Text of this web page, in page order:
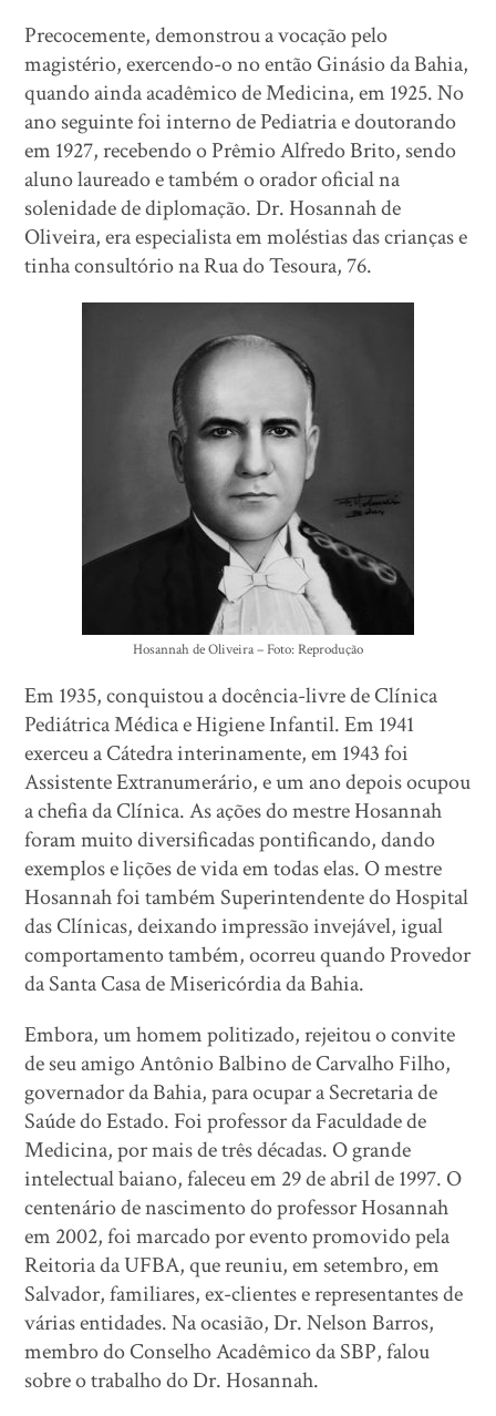
Precocemente, demonstrou a vocação pelo
magistério, exercendo-o no então Ginásio da Bahia,
quando ainda acadêmico de Medicina, em 1925. No
ano seguinte foi interno de Pediatria e doutorando
em 1927, recebendo o Prêmio Alfredo Brito, sendo
aluno laureado e também o orador oficial na
solenidade de diplomação. Dr. Hosannah de
Oliveira, era especialista em moléstias das crianças e
tinha consultório na Rua do Tesoura, 76.
Hosannah de Oliveira – Foto: Reprodução
Em 1935, conquistou a docência-livre de Clínica
Pediátrica Médica e Higiene Infantil. Em 1941
exerceu a Cátedra interinamente, em 1943 foi
Assistente Extranumerário, e um ano depois ocupou
a chefia da Clínica. As ações do mestre Hosannah
foram muito diversificadas pontificando, dando
exemplos e lições de vida em todas elas. O mestre
Hosannah foi também Superintendente do Hospital
das Clínicas, deixando impressão invejável, igual
comportamento também, ocorreu quando Provedor
da Santa Casa de Misericórdia da Bahia.
Embora, um homem politizado, rejeitou o convite
de seu amigo Antônio Balbino de Carvalho Filho,
governador da Bahia, para ocupar a Secretaria de
Saúde do Estado. Foi professor da Faculdade de
Medicina, por mais de três décadas. O grande
intelectual baiano, faleceu em 29 de abril de 1997. O
centenário de nascimento do professor Hosannah
em 2002, foi marcado por evento promovido pela
Reitoria da UFBA, que reuniu, em setembro, em
Salvador, familiares, ex-clientes e representantes de
várias entidades. Na ocasião, Dr. Nelson Barros,
membro do Conselho Acadêmico da SBP, falou
sobre o trabalho do Dr. Hosannah.